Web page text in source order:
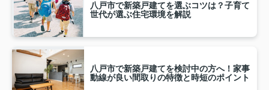
八戸市で新築戸建てを選ぶコツは？子育て
世代が選ぶ住宅環境を解説
八戸市で新築戸建てを検討中の方へ！家事
動線が良い間取りの特徴と時短のポイント